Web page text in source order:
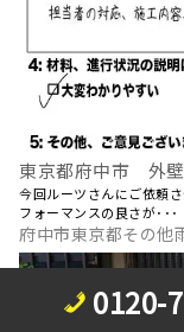
東京都府中市 外
今回ルーツさんにご依頼
フォーマンスの良さが･･･
府中市東京都その他
0120-